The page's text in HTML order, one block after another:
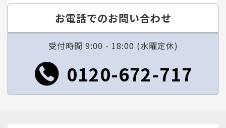
お電話でのお問い合わせ
受付時間 9:00 - 18:00 (水曜定休)
0120-672-717